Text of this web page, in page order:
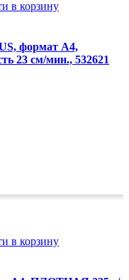
в корзину
формат A4,
23 см/мин., 532621
в корзину